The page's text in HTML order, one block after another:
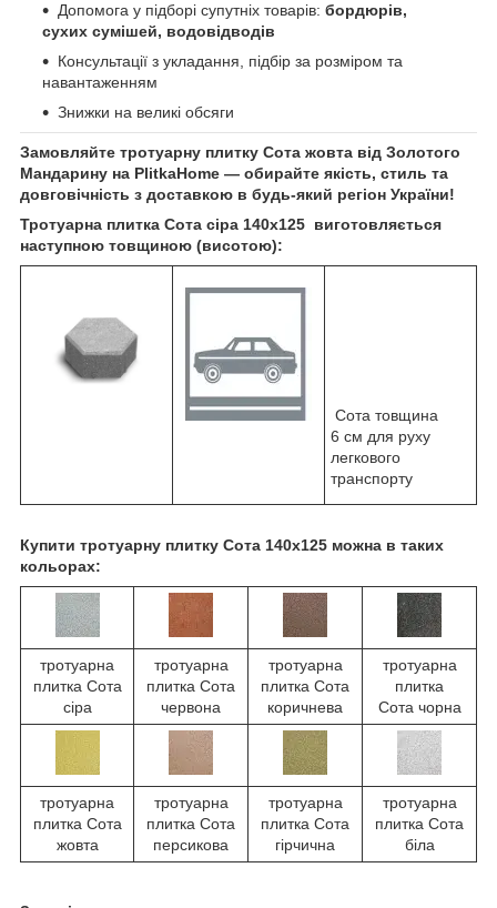
Допомога у підборі супутніх товарів: бордюрів,
сухих сумішей, водовідводів
Консультації з укладання, підбір за розміром та
навантаженням
Знижки на великі обсяги
Замовляйте тротуарну плитку Сота жовта від Золотого
Мандарину на PlitkaHome — обирайте якість, стиль та
довговічність з доставкою в будь-який регіон України!
Тротуарна плитка Сота сіра 140х125 виготовляється
наступною товщиною (висотою):
Сота товщина
6 см для руху
легкового
транспорту
Купити тротуарну плитку Сота 140х125 можна в таких
кольорах:
тротуарна
плитка Сота
сіра
тротуарна
плитка Сота
червона
тротуарна
плитка Сота
коричнева
тротуарна
плитка
Сота чорна
тротуарна
плитка Сота
жовта
тротуарна
плитка Сота
персикова
тротуарна
плитка Сота
гірчична
тротуарна
плитка Сота
біла